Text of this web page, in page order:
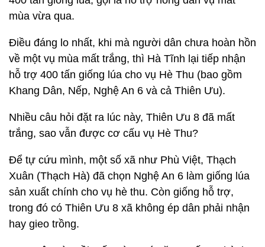
mùa vừa qua.
Điều đáng lo nhất, khi mà người dân chưa hoàn hồn
về một vụ mùa mất trắng, thì Hà Tĩnh lại tiếp nhận
hỗ trợ 400 tấn giống lúa cho vụ Hè Thu (bao gồm
Khang Dân, Nếp, Nghệ An 6 và cả Thiên Ưu).
Nhiều câu hỏi đặt ra lúc này, Thiên Ưu 8 đã mất
trắng, sao vẫn được cơ cấu vụ Hè Thu?
Để tự cứu mình, một số xã như Phù Việt, Thạch
Xuân (Thạch Hà) đã chọn Nghệ An 6 làm giống lúa
sản xuất chính cho vụ hè thu. Còn giống hỗ trợ,
trong đó có Thiên Ưu 8 xã không ép dân phải nhận
hay gieo trồng.